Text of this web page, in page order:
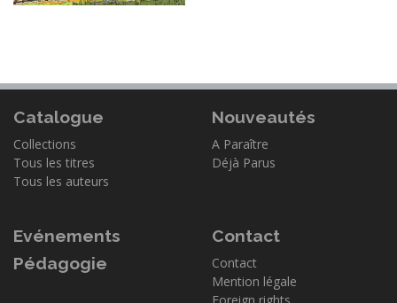
Catalogue
Collections
Tous les titres
Tous les auteurs
Nouveautés
A Paraître
Déjà Parus
Evénements
Pédagogie
Contact
Contact
Mention légale